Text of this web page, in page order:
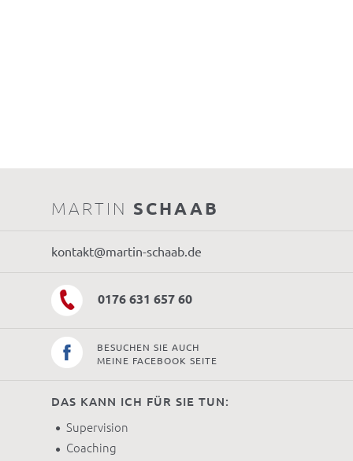
MARTIN SCHAAB
kontakt@martin-schaab.de
0176 631 657 60
BESUCHEN SIE AUCH
MEINE FACEBOOK SEITE
DAS KANN ICH FÜR SIE TUN:
Supervision
Coaching